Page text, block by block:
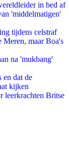
in bed af
'middelmatigen'
tijdens celstraf
Meren, maar Boa's
na 'mukbang'
en dat de
kijken
leerkrachten Britse